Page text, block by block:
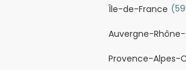
Île-de-France